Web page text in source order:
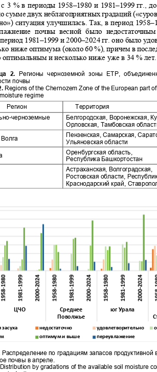
с 3 % в периоды 1958–1980 и 1981–1999гг.,
сумме двух неблагоприятных градаций
ситуация улучшилась. Так, в период 1958
почвы весной было
1981–1999и 2000–2024гг. оно было
ниже оптимума (около 60 %), причем в
оптимальным и несколько ниже уже в 34 %
2. Регионы черноземной зоны ЕТР,
почвы
Regions of the Chernozem Zone of the European part
regime
Регион
Территория
-черноземные
Белгородская, Воронежская,
Орловская, Тамбовская
Пензенская, Самарская,
Ульяновская области
Оренбургская область,
Республика Башкортостан
Астраханская, Волгоградская,
Ростовская области,
Краснодарский край,
ЦЧО Среднее
юг Урала
Поволжье
засуха
недостаточно
удовлетворительно
переувлажение
оптимум и выше
Распределение по градациям запасов
почвы в апреле.
Distribution by gradations of the available soil moisture